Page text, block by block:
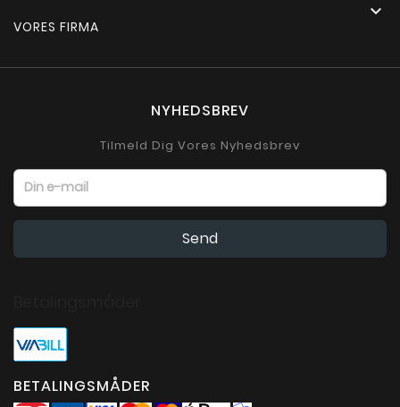
VORES FIRMA

NYHEDSBREV
Tilmeld Dig Vores Nyhedsbrev
BETALINGSMÅDER